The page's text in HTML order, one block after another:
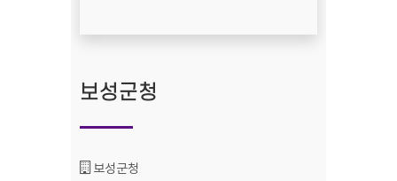
보성군청
기관명 :
보성군청